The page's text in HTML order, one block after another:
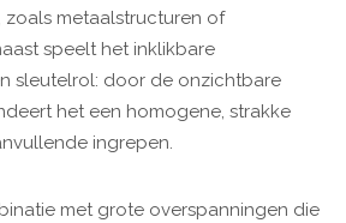
metaalstructuren of
speelt het inklikbare
sleutelrol: door de onzichtbare
het een homogene, strakke
ingrepen.
met grote overspanningen die